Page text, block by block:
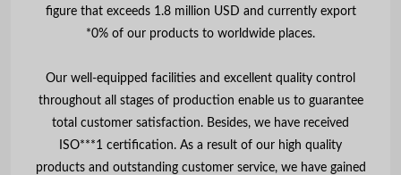
figure that exceeds 1.8 million USD and currently export
*0% of our products to worldwide places.
Our well-equipped facilities and excellent quality control
throughout all stages of production enable us to guarantee
total customer satisfaction. Besides, we have received
ISO***1 certification. As a result of our high quality
products and outstanding customer service, we have gained